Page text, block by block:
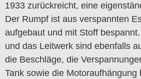
1933 zurückreicht, eine
Der Rumpf ist aus verspannten
aufgebaut und mit Stoff
und das Leitwerk sind ebenfalls
die Beschläge, die
Tank sowie die Motoraufhängung